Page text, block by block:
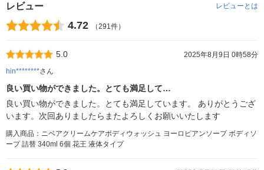
レビュー レビューとは
4.72 （291件）
5.0
2025年8月9日 0時58分
hin********さん
良い買い物ができました。とても満足して…
良い買い物ができました。とても満足しています。 ありがとうござ
います。次回ありましたらまたよろしくお願いいたします
購入商品：ニベアクリームケアボディウォッシュ ヨーロピアンソープ ボディソ
ープ 詰替 340ml 6個 花王 液体タイプ